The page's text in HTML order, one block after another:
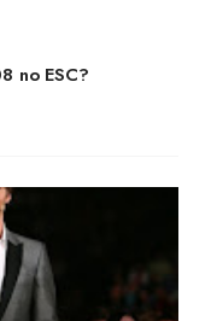
no ESC?